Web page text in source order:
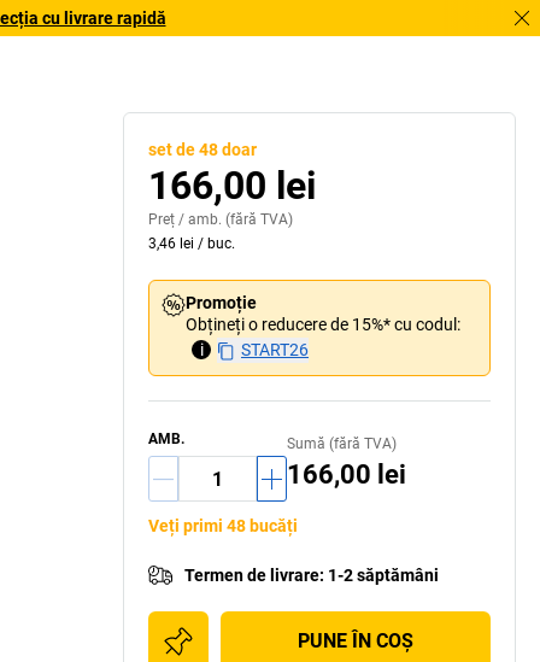
cu livrare rapidă
set de 48 doar
166,00 lei
Preț / amb. (fără TVA)
3,46 lei / buc.
Promoție
Obțineți o reducere de 15%* cu codul:
i
START26
AMB. Sumă (fără TVA)
166,00 lei
Veți primi 48 bucăți
Termen de livrare: 1-2 săptămâni
PUNE ÎN COŞ